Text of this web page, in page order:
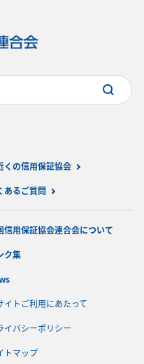
くの信用保証協会
あるご質問
信用保証協会連合会について
ク集
イトご利用にあたって
イバシーポリシー
トマップ